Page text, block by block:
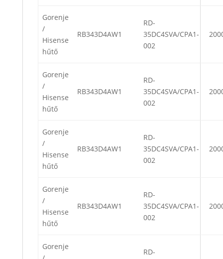
Gorenje
/
Hisense
hűtő
RB343D4AW1
RD-
35DC4SVA/CPA1-
002
Gorenje
/
Hisense
hűtő
RB343D4AW1
RD-
35DC4SVA/CPA1-
002
Gorenje
/
Hisense
hűtő
RB343D4AW1
RD-
35DC4SVA/CPA1-
002
Gorenje
/
Hisense
hűtő
RB343D4AW1
RD-
35DC4SVA/CPA1-
002
Gorenje
RD-